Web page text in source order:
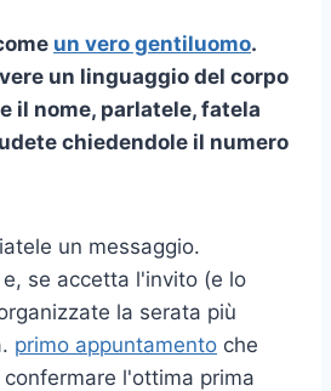
un vero gentiluomo.
un linguaggio del corpo
il nome, parlatele, fatela
chiedendole il numero
un messaggio.
se accetta l'invito (e lo
la serata più
primo appuntamento che
l'ottima prima